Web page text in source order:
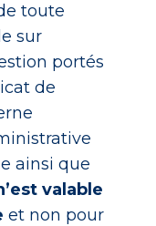
toute
sur
portés
de
ainsi que
valable
et non pour